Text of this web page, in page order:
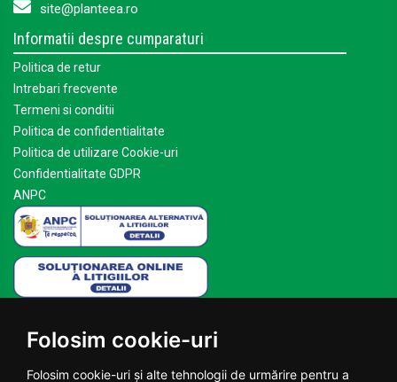
Folosim cookie-uri
Folosim cookie-uri și alte tehnologii de urmărire pentru a
site@planteea.ro
Informatii despre cumparaturi
Politica de retur
Intrebari frecvente
Termeni si conditii
Politica de confidentialitate
Politica de utilizare Cookie-uri
Confidentialitate GDPR
ANPC
Acasa
Despre noi